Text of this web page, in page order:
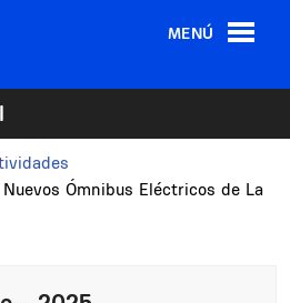
MENÚ
Ómnibus Eléctricos de La